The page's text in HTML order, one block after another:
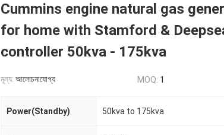
Cummins engine natural gas
for home with Stamford &
controller 50kva - 175kva
মূল্য: আলোচনাযোগ্য MOQ: 1
Power(Standby) 50kva to 175kva